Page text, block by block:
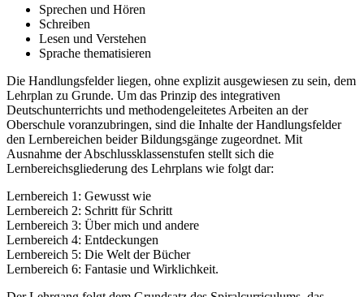
Sprechen und Hören
Schreiben
Lesen und Verstehen
Sprache thematisieren
Die Handlungsfelder liegen, ohne explizit ausgewiesen zu sein, dem
Lehrplan zu Grunde. Um das Prinzip des integrativen
Deutschunterrichts und methodengeleitetes Arbeiten an der
Oberschule voranzubringen, sind die Inhalte der Handlungsfelder
den Lernbereichen beider Bildungsgänge zugeordnet. Mit
Ausnahme der Abschlussklassenstufen stellt sich die
Lernbereichsgliederung des Lehrplans wie folgt dar:
Lernbereich 1: Gewusst wie
Lernbereich 2: Schritt für Schritt
Lernbereich 3: Über mich und andere
Lernbereich 4: Entdeckungen
Lernbereich 5: Die Welt der Bücher
Lernbereich 6: Fantasie und Wirklichkeit.